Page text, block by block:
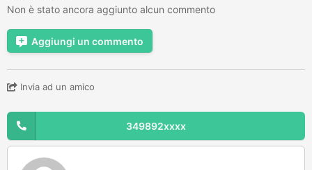
Non è stato ancora aggiunto alcun commento
Aggiungi un commento
Invia ad un amico
349892xxxx